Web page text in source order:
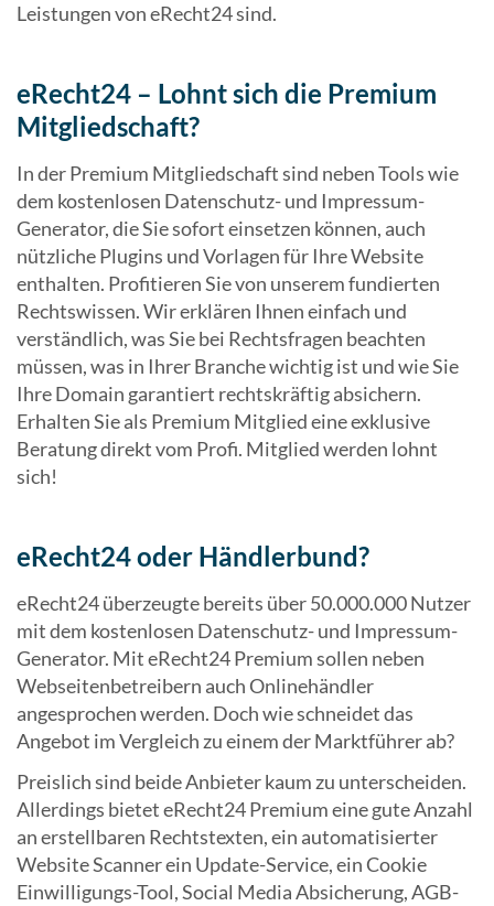
Leistungen von eRecht24 sind.
eRecht24 – Lohnt sich die Premium
Mitgliedschaft?
In der Premium Mitgliedschaft sind neben Tools wie
dem kostenlosen Datenschutz- und Impressum-
Generator, die Sie sofort einsetzen können, auch
nützliche Plugins und Vorlagen für Ihre Website
enthalten. Profitieren Sie von unserem fundierten
Rechtswissen. Wir erklären Ihnen einfach und
verständlich, was Sie bei Rechtsfragen beachten
müssen, was in Ihrer Branche wichtig ist und wie Sie
Ihre Domain garantiert rechtskräftig absichern.
Erhalten Sie als Premium Mitglied eine exklusive
Beratung direkt vom Profi. Mitglied werden lohnt
sich!
eRecht24 oder Händlerbund?
eRecht24 überzeugte bereits über 50.000.000 Nutzer
mit dem kostenlosen Datenschutz- und Impressum-
Generator. Mit eRecht24 Premium sollen neben
Webseitenbetreibern auch Onlinehändler
angesprochen werden. Doch wie schneidet das
Angebot im Vergleich zu einem der Marktführer ab?
Preislich sind beide Anbieter kaum zu unterscheiden.
Allerdings bietet eRecht24 Premium eine gute Anzahl
an erstellbaren Rechtstexten, ein automatisierter
Website Scanner ein Update-Service, ein Cookie
Einwilligungs-Tool, Social Media Absicherung, AGB-